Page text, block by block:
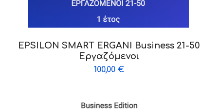
EPSILON SMART ERGANI Business 21-50
Εργαζόμενοι
100,00 €